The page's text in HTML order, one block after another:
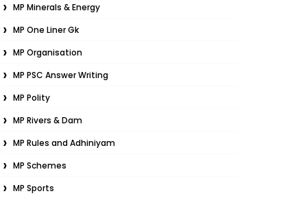
MP Minerals & Energy
MP One Liner Gk
MP Organisation
MP PSC Answer Writing
MP Polity
MP Rivers & Dam
MP Rules and Adhiniyam
MP Schemes
MP Sports